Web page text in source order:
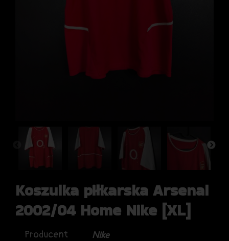
Koszulka piłkarska Arsenal
2002/04 Home Nike [XL]
Producent
Nike